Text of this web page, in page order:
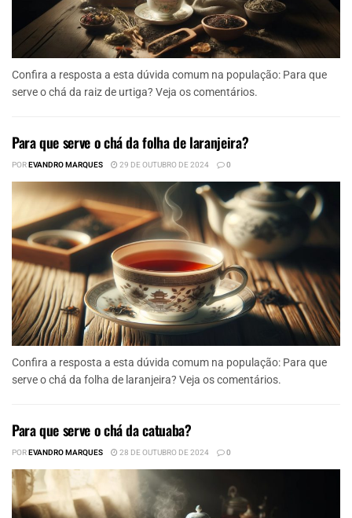
Confira a resposta a esta dúvida comum na população: Para que
serve o chá da raiz de urtiga? Veja os comentários.
Para que serve o chá da folha de laranjeira?
POREVANDRO MARQUES 29 DE OUTUBRO DE 2024 0
Confira a resposta a esta dúvida comum na população: Para que
serve o chá da folha de laranjeira? Veja os comentários.
Para que serve o chá da catuaba?
POREVANDRO MARQUES 28 DE OUTUBRO DE 2024 0